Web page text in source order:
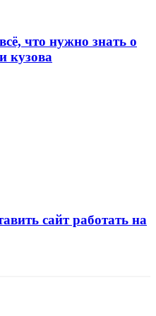
что нужно знать о
кузова
сайт работать на